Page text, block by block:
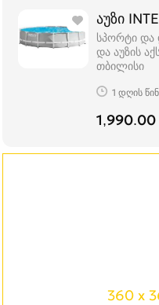
აუზი
სპორტი და
და აუზის
თბილისი
1 დღის წინ
1,990.00
360 x